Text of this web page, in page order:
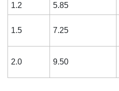
1.2 5.85
1.5 7.25
2.0 9.50